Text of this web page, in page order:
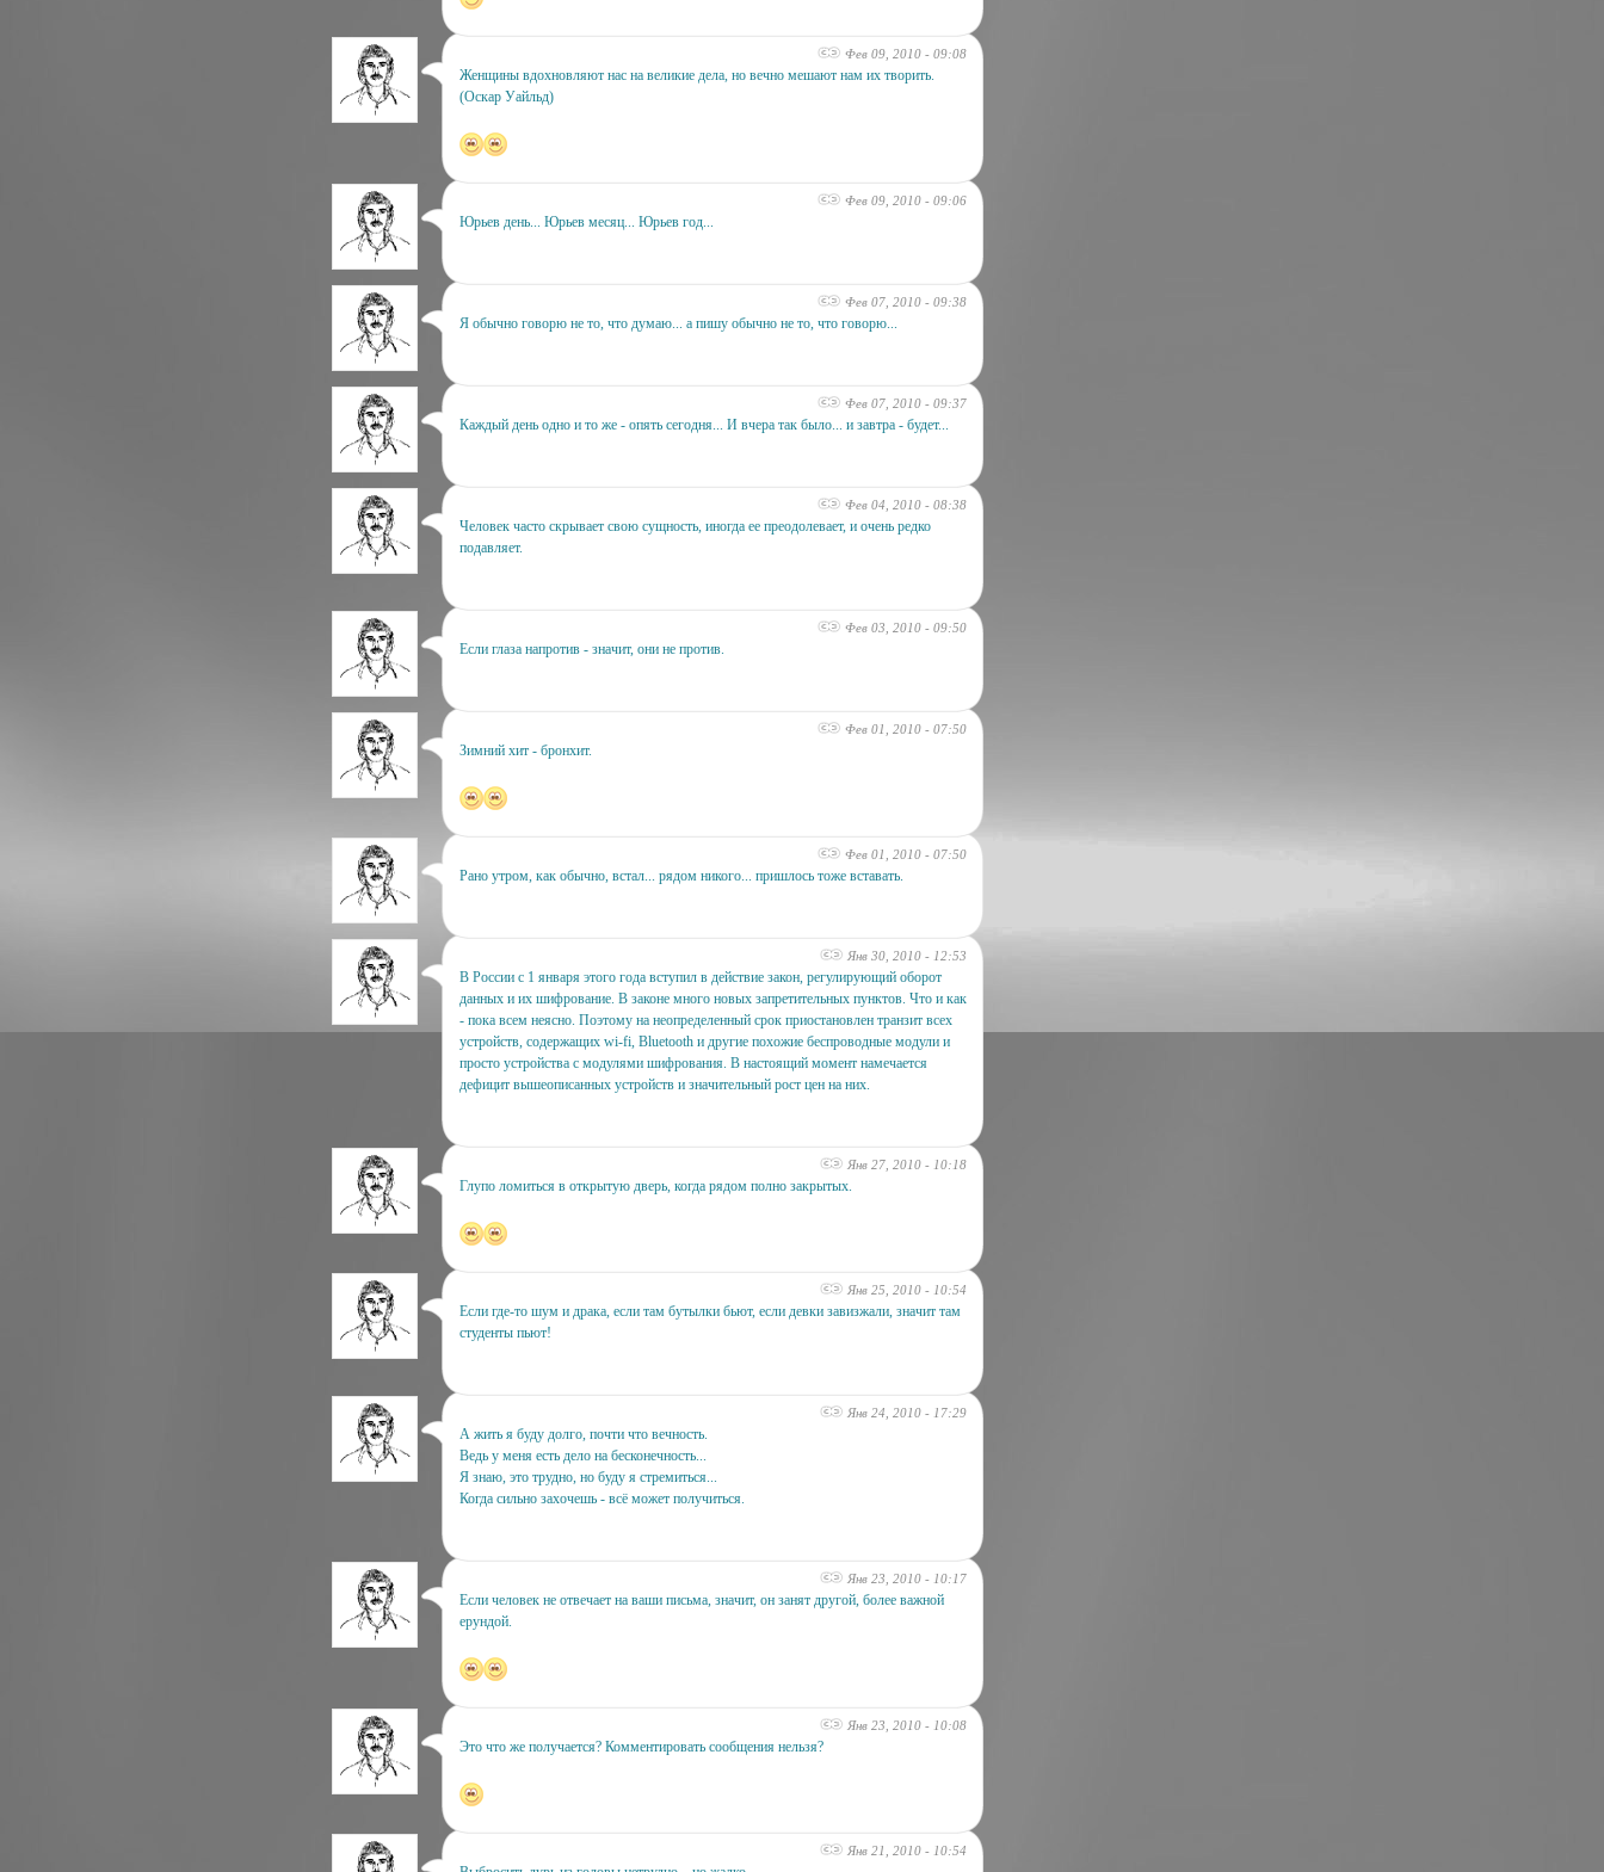
Фев 09, 2010 - 09:08
Женщины вдохновляют нас на великие дела, но вечно мешают нам их творить.
(Оскар Уайльд)
Фев 09, 2010 - 09:06
Юрьев день... Юрьев месяц... Юрьев год...
Фев 07, 2010 - 09:38
Я обычно говорю не то, что думаю... а пишу обычно не то, что говорю...
Фев 07, 2010 - 09:37
Каждый день одно и то же - опять сегодня... И вчера так было... и завтра - будет...
Фев 04, 2010 - 08:38
Человек часто скрывает свою сущность, иногда ее преодолевает, и очень редко
подавляет.
Фев 03, 2010 - 09:50
Если глаза напротив - значит, они не против.
Фев 01, 2010 - 07:50
Зимний хит - бронхит.
Фев 01, 2010 - 07:50
Рано утром, как обычно, встал... рядом никого... пришлось тоже вставать.
Янв 30, 2010 - 12:53
В России с 1 января этого года вступил в действие закон, регулирующий оборот
данных и их шифрование. В законе много новых запретительных пунктов. Что и как
- пока всем неясно. Поэтому на неопределенный срок приостановлен транзит всех
устройств, содержащих wi-fi, Bluetooth и другие похожие беспроводные модули и
просто устройства с модулями шифрования. В настоящий момент намечается
дефицит вышеописанных устройств и значительный рост цен на них.
Янв 27, 2010 - 10:18
Глупо ломиться в открытую дверь, когда рядом полно закрытых.
Янв 25, 2010 - 10:54
Если где-то шум и драка, если там бутылки бьют, если девки завизжали, значит там
студенты пьют!
Янв 24, 2010 - 17:29
А жить я буду долго, почти что вечность.
Ведь у меня есть дело на бесконечность...
Я знаю, это трудно, но буду я стремиться...
Когда сильно захочешь - всё может получиться.
Янв 23, 2010 - 10:17
Если человек не отвечает на ваши письма, значит, он занят другой, более важной
ерундой.
Янв 23, 2010 - 10:08
Это что же получается? Комментировать сообщения нельзя?
Янв 21, 2010 - 10:54